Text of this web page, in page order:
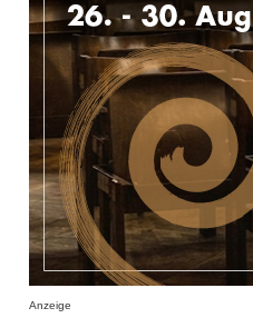
Anzeige